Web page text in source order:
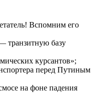
Вспомним его
транзитную базу
курсантов»;
перед Путиным
на фоне падения